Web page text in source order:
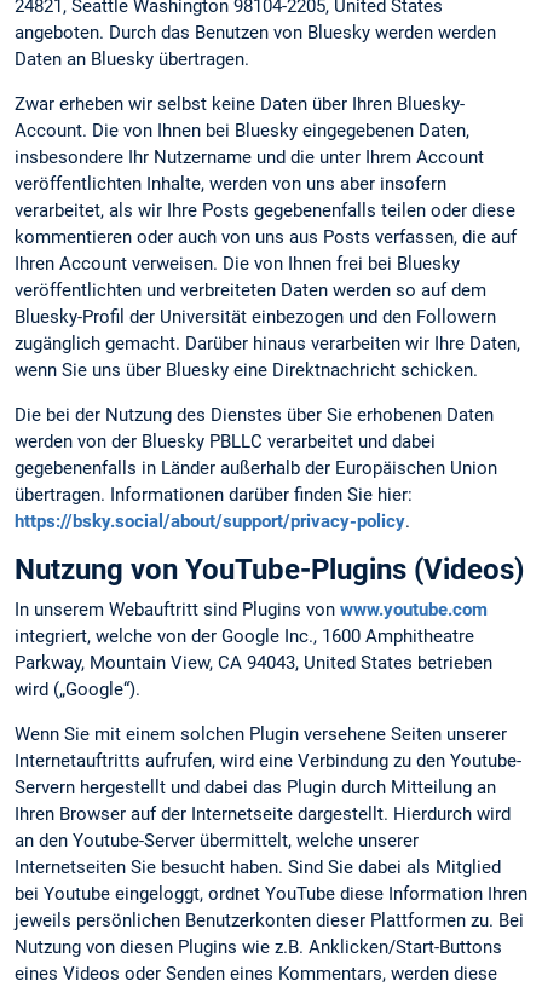
24821, Seattle Washington 98104-2205, United States
angeboten. Durch das Benutzen von Bluesky werden werden
Daten an Bluesky übertragen.
Zwar erheben wir selbst keine Daten über Ihren Bluesky-
Account. Die von Ihnen bei Bluesky eingegebenen Daten,
insbesondere Ihr Nutzername und die unter Ihrem Account
veröffentlichten Inhalte, werden von uns aber insofern
verarbeitet, als wir Ihre Posts gegebenenfalls teilen oder diese
kommentieren oder auch von uns aus Posts verfassen, die auf
Ihren Account verweisen. Die von Ihnen frei bei Bluesky
veröffentlichten und verbreiteten Daten werden so auf dem
Bluesky-Profil der Universität einbezogen und den Followern
zugänglich gemacht. Darüber hinaus verarbeiten wir Ihre Daten,
wenn Sie uns über Bluesky eine Direktnachricht schicken.
Die bei der Nutzung des Dienstes über Sie erhobenen Daten
werden von der Bluesky PBLLC verarbeitet und dabei
gegebenenfalls in Länder außerhalb der Europäischen Union
übertragen. Informationen darüber finden Sie hier:
https://bsky.social/about/support/privacy-policy.
Nutzung von YouTube-Plugins (Videos)
In unserem Webauftritt sind Plugins von www.youtube.com
integriert, welche von der Google Inc., 1600 Amphitheatre
Parkway, Mountain View, CA 94043, United States betrieben
wird („Google“).
Wenn Sie mit einem solchen Plugin versehene Seiten unserer
Internetauftritts aufrufen, wird eine Verbindung zu den Youtube-
Servern hergestellt und dabei das Plugin durch Mitteilung an
Ihren Browser auf der Internetseite dargestellt. Hierdurch wird
an den Youtube-Server übermittelt, welche unserer
Internetseiten Sie besucht haben. Sind Sie dabei als Mitglied
bei Youtube eingeloggt, ordnet YouTube diese Information Ihren
jeweils persönlichen Benutzerkonten dieser Plattformen zu. Bei
Nutzung von diesen Plugins wie z.B. Anklicken/Start-Buttons
eines Videos oder Senden eines Kommentars, werden diese